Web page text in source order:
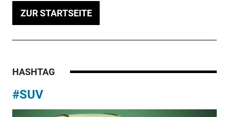
ZUR STARTSEITE
HASHTAG
#SUV